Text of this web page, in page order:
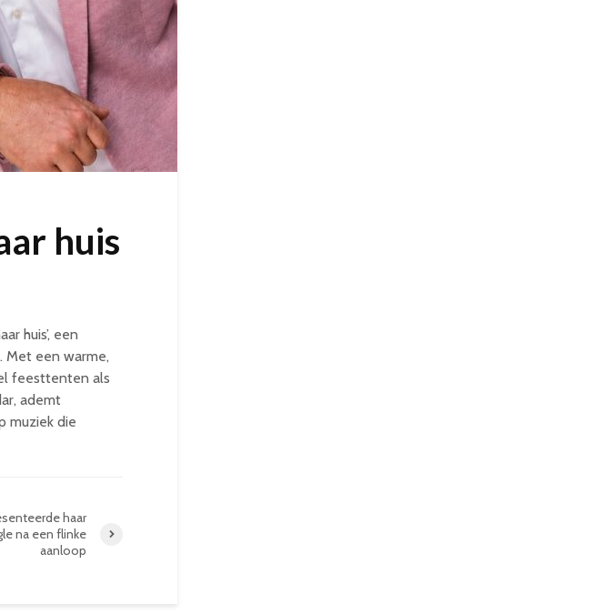
huis
huis’, een
Met een warme,
feesttenten als
ademt
muziek die
haar
na een flinke
aanloop